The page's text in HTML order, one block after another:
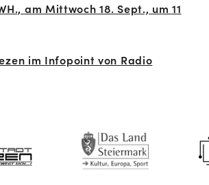
am Mittwoch 18. Sept., um 11
im Infopoint von Radio